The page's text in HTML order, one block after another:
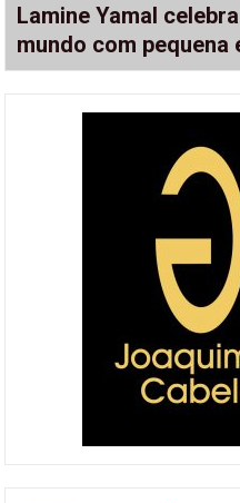
Lamine Yamal
mundo com pequena